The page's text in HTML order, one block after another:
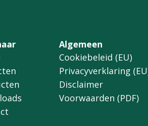
Algemeen
Cookiebeleid (EU)
Privacyverklaring
Disclaimer
Voorwaarden (PDF)